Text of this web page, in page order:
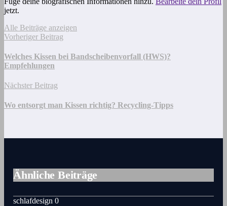
jetzt.
Alle Beiträge anzeigen
Vorheriger Beitrag
Welches Kissen bei Bandscheibenvorfall (HWS)?
Empfehlungen
Nächster Beitrag
Wo entsorgt man Kissen richtig? Recycling-Tipps
Ähnliche Beiträge
schlafdesign 0